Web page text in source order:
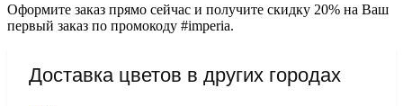
Оформите заказ прямо сейчас и получите скидку 20% на Ваш
первый заказ по промокоду #imperia.
Доставка цветов в других городах